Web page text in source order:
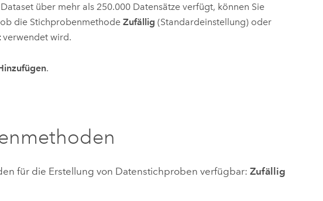
über mehr als 250.000 Datensätze verfügt, können Sie
die Stichprobenmethode Zufällig (Standardeinstellung) oder
verwendet wird.
.
für die Erstellung von Datenstichproben verfügbar:Zufällig